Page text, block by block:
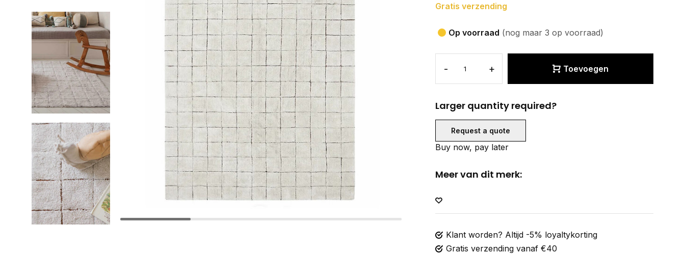
Gratis verzending
Op voorraad (nog maar 3 op voorraad)
- + Toevoegen
Larger quantity required?
Request a quote
Buy now, pay later
Meer van dit merk:
Klant worden? Altijd -5% loyaltykorting
Gratis verzending vanaf €40